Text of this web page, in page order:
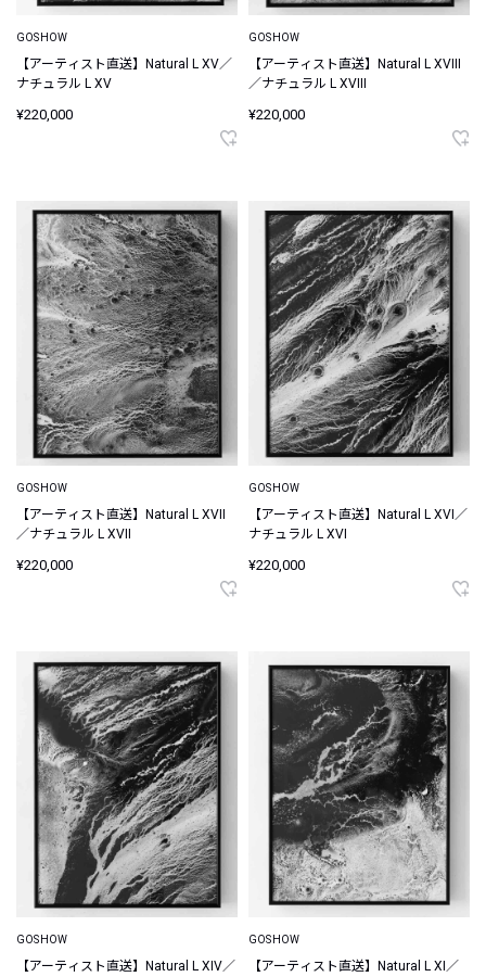
GOSHOW
【アーティスト直送】Natural L XV／
ナチュラル L XV
¥220,000
GOSHOW
【アーティスト直送】Natural L XVIII
／ナチュラル L XVIII
¥220,000
GOSHOW
【アーティスト直送】Natural L XVII
／ナチュラル L XVII
¥220,000
GOSHOW
【アーティスト直送】Natural L XVI／
ナチュラル L XVI
¥220,000
GOSHOW
【アーティスト直送】Natural L XIV／
GOSHOW
【アーティスト直送】Natural L XI／